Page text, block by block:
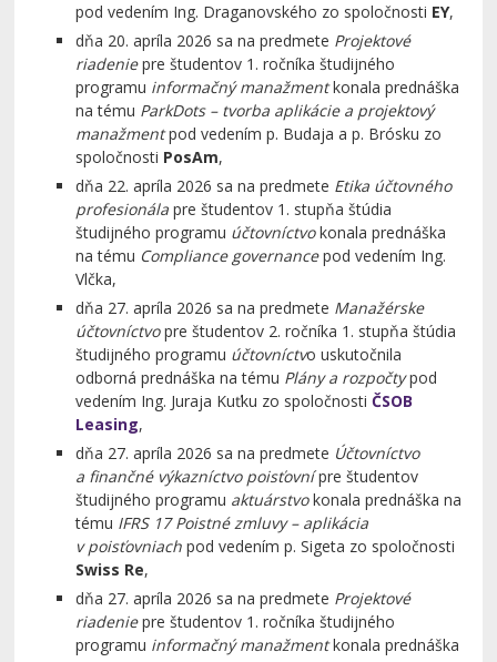
pod vedením Ing. Draganovského zo spoločnosti EY,
dňa 20. apríla 2026 sa na predmete Projektové
riadeniepre študentov 1. ročníka študijného
programu informačný manažmentkonala prednáška
na tému ParkDots – tvorba aplikácie a projektový
manažmentpod vedením p. Budaja a p. Brósku zo
spoločnosti PosAm,
dňa 22. apríla 2026 sa na predmete Etika účtovného
profesionála pre študentov 1. stupňa štúdia
študijného programu účtovníctvokonala prednáška
na tému Compliance governancepod vedením Ing.
Vlčka,
dňa 27. apríla 2026 sa na predmete Manažérske
účtovníctvopre študentov 2. ročníka 1. stupňa štúdia
študijného programu účtovníctvo uskutočnila
odborná prednáška na tému Plány a rozpočtypod
vedením Ing. Juraja Kuťku zo spoločnostiČSOB
Leasing,
dňa 27. apríla 2026 sa na predmete Účtovníctvo
a finančné výkazníctvo poisťovnípre študentov
študijného programu aktuárstvokonala prednáška na
tému IFRS 17 Poistné zmluvy – aplikácia
v poisťovniach pod vedením p. Sigeta zo spoločnosti
Swiss Re,
dňa 27. apríla 2026 sa na predmete Projektové
riadeniepre študentov 1. ročníka študijného
programu informačný manažmentkonala prednáška